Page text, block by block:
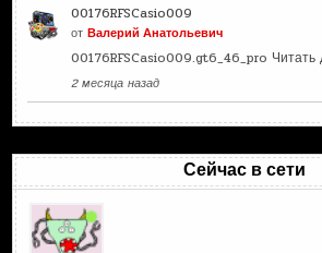
00176RFSCasio009
отВалерий Анатольевич
00176RFSCasio009.gt6_46_pro Читать
2 месяца назад
Сейчас в сети